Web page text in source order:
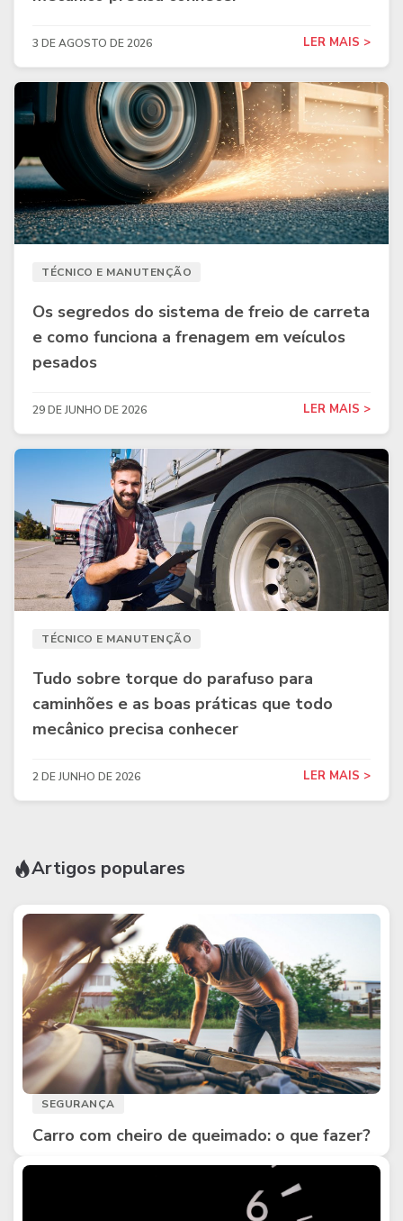
3 DE AGOSTO DE 2026 LER MAIS >
TÉCNICO E MANUTENÇÃO
Os segredos do sistema de freio de carreta
e como funciona a frenagem em veículos
pesados
29 DE JUNHO DE 2026 LER MAIS >
TÉCNICO E MANUTENÇÃO
Tudo sobre torque do parafuso para
caminhões e as boas práticas que todo
mecânico precisa conhecer
2 DE JUNHO DE 2026 LER MAIS >
Artigos populares
SEGURANÇA
Carro com cheiro de queimado: o que fazer?